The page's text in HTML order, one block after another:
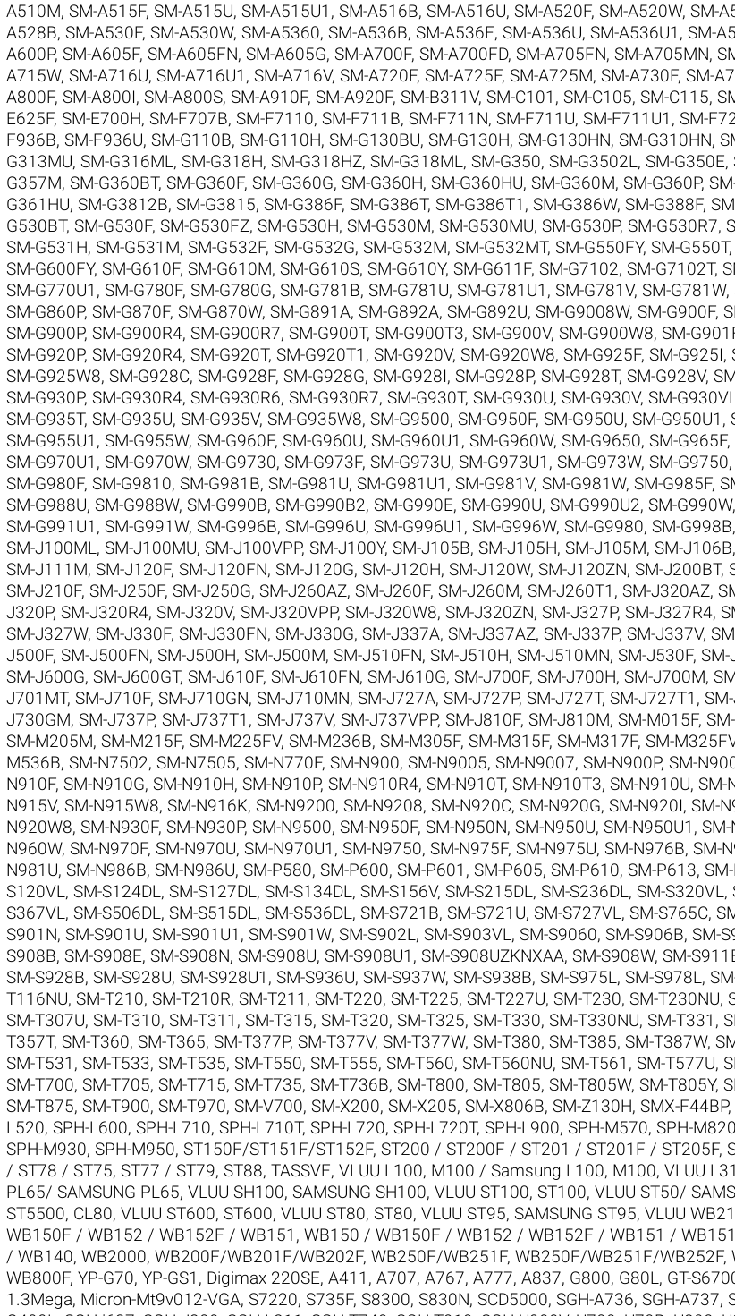
A510M, SM-A515F, SM-A515U, SM-A515U1 , SM-A516B, SM-A516U, SM-A520F, SM-A520W, SM-
A528B, SM-A530F, SM-A530W, SM-A5360, SM-A536B, SM-A536E, SM-A536U, SM-A536U1 , SM-
A600P, SM-A605F, SM-A605FN, SM-A605G, SM-A700F, SM-A700FD, SM-A705FN, SM-A705MN,
A715W, SM-A716U, SM-A716U1 , SM-A716V, SM-A720F, SM-A725F, SM-A725M, SM-A730F, SM-
A800F, SM-A800I, SM-A800S, SM-A910F, SM-A920F, SM-B311V, SM-C101 , SM-C105, SM-C115,
E625F, SM-E700H, SM-F707B, SM-F7110, SM-F711B, SM-F711N, SM-F711U, SM-F711U1 , SM-
F936B, SM-F936U, SM-G110B, SM-G110H, SM-G130BU, SM-G130H, SM-G130HN, SM-G310HN,
G313MU, SM-G316ML, SM-G318H, SM-G318HZ, SM-G318ML, SM-G350, SM-G3502L, SM-G350E,
G357M, SM-G360BT, SM-G360F, SM-G360G, SM-G360H, SM-G360HU, SM-G360M, SM-G360P,
G361HU, SM-G3812B, SM-G3815, SM-G386F, SM-G386T, SM-G386T1 , SM-G386W, SM-G388F,
G530BT, SM-G530F, SM-G530FZ, SM-G530H, SM-G530M, SM-G530MU, SM-G530P, SM-G530R7,
SM-G531H, SM-G531M, SM-G532F, SM-G532G, SM-G532M, SM-G532MT, SM-G550FY, SM-G550T,
SM-G600FY, SM-G610F, SM-G610M, SM-G610S, SM-G610Y, SM-G611F, SM-G7102, SM-G7102T,
SM-G770U1 , SM-G780F, SM-G780G, SM-G781B, SM-G781U, SM-G781U1 , SM-G781V, SM-G781W,
SM-G860P, SM-G870F, SM-G870W, SM-G891A, SM-G892A, SM-G892U, SM-G9008W, SM-G900F,
SM-G900P, SM-G900R4, SM-G900R7, SM-G900T, SM-G900T3, SM-G900V, SM-G900W8, SM-
SM-G920P, SM-G920R4, SM-G920T, SM-G920T1 , SM-G920V, SM-G920W8, SM-G925F, SM-G925I,
SM-G925W8, SM-G928C, SM-G928F, SM-G928G, SM-G928I, SM-G928P, SM-G928T, SM-G928V,
SM-G930P, SM-G930R4, SM-G930R6, SM-G930R7, SM-G930T, SM-G930U, SM-G930V, SM-
SM-G935T, SM-G935U, SM-G935V, SM-G935W8, SM-G9500, SM-G950F, SM-G950U, SM-G950U1 ,
SM-G955U1 , SM-G955W, SM-G960F, SM-G960U, SM-G960U1 , SM-G960W, SM-G9650, SM-G965F,
SM-G970U1 , SM-G970W, SM-G9730, SM-G973F, SM-G973U, SM-G973U1 , SM-G973W, SM-G9750,
SM-G980F, SM-G9810, SM-G981B, SM-G981U, SM-G981U1 , SM-G981V, SM-G981W, SM-G985F,
SM-G988U, SM-G988W, SM-G990B, SM-G990B2, SM-G990E, SM-G990U, SM-G990U2, SM-G990W,
SM-G991U1 , SM-G991W, SM-G996B, SM-G996U, SM-G996U1 , SM-G996W, SM-G9980, SM-G998B,
SM-J100ML, SM-J100MU, SM-J100VPP, SM-J100Y, SM-J105B, SM-J105H, SM-J105M, SM-J106B,
SM-J111M, SM-J120F, SM-J120FN, SM-J120G, SM-J120H, SM-J120W, SM-J120ZN, SM-J200BT,
SM-J210F, SM-J250F, SM-J250G, SM-J260AZ, SM-J260F, SM-J260M, SM-J260T1 , SM-J320AZ,
J320P, SM-J320R4, SM-J320V, SM-J320VPP, SM-J320W8, SM-J320ZN, SM-J327P, SM-J327R4,
SM-J327W, SM-J330F, SM-J330FN, SM-J330G, SM-J337A, SM-J337AZ, SM-J337P, SM-J337V,
J500F, SM-J500FN, SM-J500H, SM-J500M, SM-J510FN, SM-J510H, SM-J510MN, SM-J530F,
SM-J600G, SM-J600GT, SM-J610F, SM-J610FN, SM-J610G, SM-J700F, SM-J700H, SM-J700M,
J701MT, SM-J710F, SM-J710GN, SM-J710MN, SM-J727A, SM-J727P, SM-J727T, SM-J727T1 ,
J730GM, SM-J737P, SM-J737T1 , SM-J737V, SM-J737VPP, SM-J810F, SM-J810M, SM-M015F,
SM-M205M, SM-M215F, SM-M225FV, SM-M236B, SM-M305F, SM-M315F, SM-M317F, SM-
M536B, SM-N7502, SM-N7505, SM-N770F, SM-N900, SM-N9005, SM-N9007, SM-N900P, SM-
N910F, SM-N910G, SM-N910H, SM-N910P, SM-N910R4, SM-N910T, SM-N910T3, SM-N910U, SM-
N915V, SM-N915W8, SM-N916K, SM-N9200, SM-N9208, SM-N920C, SM-N920G, SM-N920I, SM-
N920W8, SM-N930F, SM-N930P, SM-N9500, SM-N950F, SM-N950N, SM-N950U, SM-N950U1 ,
N960W, SM-N970F, SM-N970U, SM-N970U1 , SM-N9750, SM-N975F, SM-N975U, SM-N976B, SM-
N981U, SM-N986B, SM-N986U, SM-P580, SM-P600, SM-P601 , SM-P605, SM-P610, SM-P613,
S120VL, SM-S124DL, SM-S127DL, SM-S134DL, SM-S156V, SM-S215DL, SM-S236DL, SM-S320VL,
S367VL, SM-S506DL, SM-S515DL, SM-S536DL, SM-S721B, SM-S721U, SM-S727VL, SM-S765C,
S901N, SM-S901U, SM-S901U1 , SM-S901W, SM-S902L, SM-S903VL, SM-S9060, SM-S906B, SM-
S908B, SM-S908E, SM-S908N, SM-S908U, SM-S908U1 , SM-S908UZKNXAA, SM-S908W, SM-
SM-S928B, SM-S928U, SM-S928U1 , SM-S936U, SM-S937W, SM-S938B, SM-S975L, SM-S978L,
T116NU, SM-T210, SM-T210R, SM-T211 , SM-T220, SM-T225, SM-T227U, SM-T230, SM-T230NU,
SM-T307U, SM-T310, SM-T311 , SM-T315, SM-T320, SM-T325, SM-T330, SM-T330NU, SM-T331 ,
T357T, SM-T360, SM-T365, SM-T377P, SM-T377V, SM-T377W, SM-T380, SM-T385, SM-T387W,
SM-T531 , SM-T533, SM-T535, SM-T550, SM-T555, SM-T560, SM-T560NU, SM-T561 , SM-T577U,
SM-T700, SM-T705, SM-T715, SM-T735, SM-T736B, SM-T800, SM-T805, SM-T805W, SM-T805Y,
SM-T875, SM-T900, SM-T970, SM-V700, SM-X200, SM-X205, SM-X806B, SM-Z130H, SMX-F44BP,
L520, SPH-L600, SPH-L710, SPH-L710T, SPH-L720, SPH-L720T, SPH-L900, SPH-M570, SPH-M820
SPH-M930, SPH-M950, ST150F/ST151F/ST152F, ST200 / ST200F / ST201 / ST201F / ST205F,
/ ST78 / ST75, ST77 / ST79, ST88, TASSVE, VLUU L100, M100 / Samsung L100, M100, VLUU
PL65/ SAMSUNG PL65, VLUU SH100, SAMSUNG SH100, VLUU ST100, ST100, VLUU ST50/
ST5500, CL80, VLUU ST600, ST600, VLUU ST80, ST80, VLUU ST95, SAMSUNG ST95, VLUU
WB150F / WB152 / WB152F / WB151 , WB150 / WB150F / WB152 / WB152F / WB151 /
/ WB140, WB2000, WB200F/WB201F/WB202F, WB250F/WB251F, WB250F/WB251F/WB252F,
WB800F, YP-G70, YP-GS1 , Digimax 220SE, A411 , A707, A767, A777, A837, G800, G80L, GT-
1.3Mega, Micron-Mt9v012-VGA, S7220, S735F, S8300, S830N, SCD5000, SGH-A736, SGH-A737,